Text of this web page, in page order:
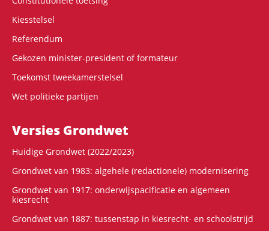
Kiesstelsel
Referendum
Gekozen minister-president of formateur
Toekomst tweekamerstelsel
Wet politieke partijen
Versies Grondwet
Huidige Grondwet (2022/2023)
Grondwet van 1983: algehele (redactionele) modernisering
Grondwet van 1917: onderwijspacificatie en algemeen
kiesrecht
Grondwet van 1887: tussenstap in kiesrecht- en schoolstrijd